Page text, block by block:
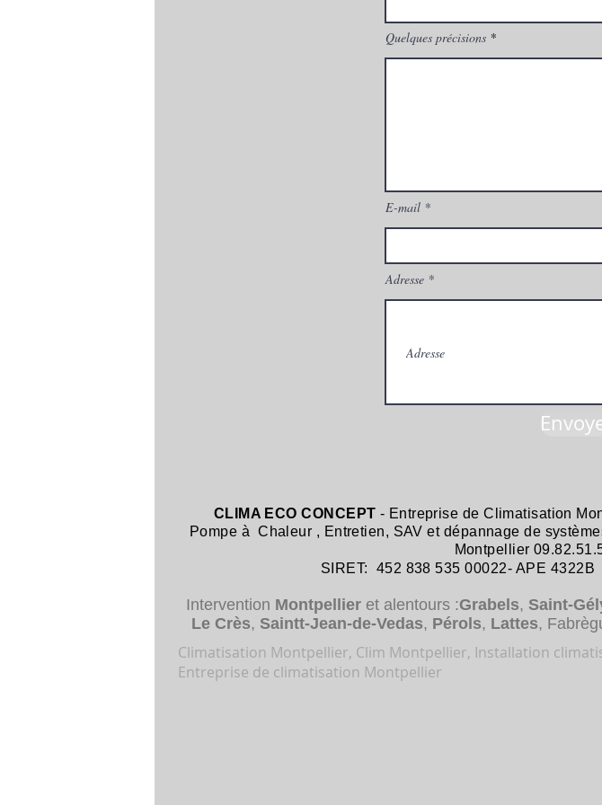
Quelques précisions
E-mail
Adresse
CLIMA ECO CONCEPT - Entreprise deClimatisation
Pompe à Chaleur , Entretien, SAV et dépannage de
Montpellier
SIRET: 452 838 535 00022- APE 4322B
Intervention Montpellieret alentours :Grabels, Saint-
Le Crès, Saintt-Jean-de-Vedas, Pérols, Lattes,
Climatisation Montpellier, Clim Montpellier, Installation
Entreprise de climatisation Montpellier